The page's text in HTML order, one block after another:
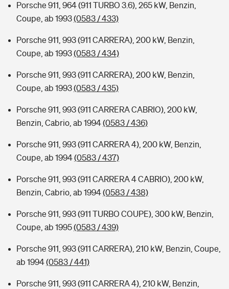
Porsche 911, 964 (911 TURBO 3.6), 265 kW, Benzin,
Coupe, ab 1993(0583 / 433)
Porsche 911, 993 (911 CARRERA), 200 kW, Benzin,
Coupe, ab 1993(0583 / 434)
Porsche 911, 993 (911 CARRERA), 200 kW, Benzin,
Coupe, ab 1993(0583 / 435)
Porsche 911, 993 (911 CARRERA CABRIO), 200 kW,
Benzin, Cabrio, ab 1994(0583 / 436)
Porsche 911, 993 (911 CARRERA 4), 200 kW, Benzin,
Coupe, ab 1994(0583 / 437)
Porsche 911, 993 (911 CARRERA 4 CABRIO), 200 kW,
Benzin, Cabrio, ab 1994(0583 / 438)
Porsche 911, 993 (911 TURBO COUPE), 300 kW, Benzin,
Coupe, ab 1995(0583 / 439)
Porsche 911, 993 (911 CARRERA), 210 kW, Benzin, Coupe,
ab 1994(0583 / 441)
Porsche 911, 993 (911 CARRERA 4), 210 kW, Benzin,